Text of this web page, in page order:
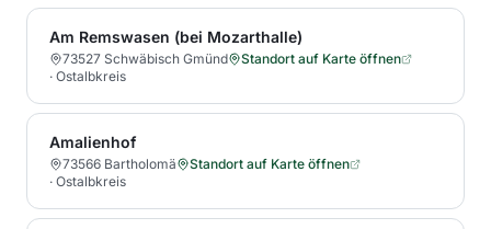
Am Remswasen (bei Mozarthalle)
73527 Schwäbisch Gmünd
Standort auf Karte öffnen
· Ostalbkreis
Amalienhof
73566 Bartholomä
Standort auf Karte öffnen
· Ostalbkreis